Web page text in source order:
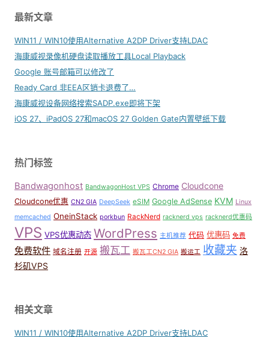
最新文章
WIN11 / WIN10使用Alternative A2DP Driver支持LDAC
海康威视录像机硬盘读取播放工具Local Playback
Google 账号邮箱可以修改了
Ready Card 非EEA区销卡退费了…
海康威视设备网络搜索SADP.exe即将下架
iOS 27、iPadOS 27和macOS 27 Golden Gate内置壁纸下载
热门标签
Bandwagonhost BandwagonHost VPS Chrome Cloudcone
Cloudcone优惠 CN2 GIA DeepSeek eSIM Google AdSense KVM Linux
memcached OneinStack porkbun RackNerd racknerd vps racknerd优惠码
VPS VPS优惠动态 WordPress 主机推荐 代码 优惠码 免费
免费软件 域名注册 开源 搬瓦工 搬瓦工CN2 GIA 搬运工 收藏夹 洛
杉矶VPS
相关文章
WIN11 / WIN10使用Alternative A2DP Driver支持LDAC